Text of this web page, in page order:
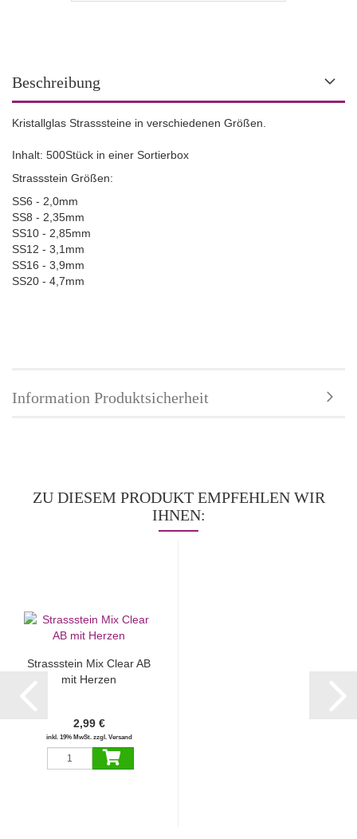
Beschreibung
Kristallglas Strasssteine in verschiedenen Größen.
Inhalt: 500Stück in einer Sortierbox
Strassstein Größen:
SS6 - 2,0mm
SS8 - 2,35mm
SS10 - 2,85mm
SS12 - 3,1mm
SS16 - 3,9mm
SS20 - 4,7mm
Information Produktsicherheit
ZU DIESEM PRODUKT EMPFEHLEN WIR
IHNEN:
Strassstein Mix Clear AB
mit Herzen
2,99 €
inkl. 19% MwSt. zzgl. Versand